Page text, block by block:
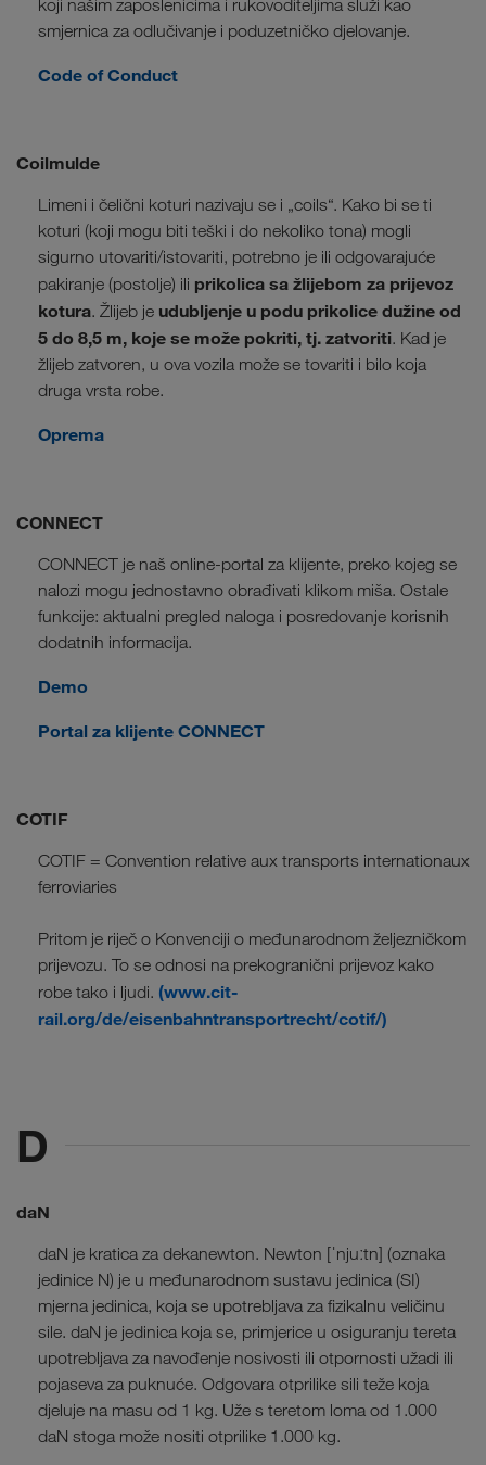
koji našim zaposlenicima i rukovoditeljima služi kao
smjernica za odlučivanje i poduzetničko djelovanje.
Code of Conduct
Coilmulde
Limeni i čelični koturi nazivaju se i „coils“. Kako bi se ti
koturi (koji mogu biti teški i do nekoliko tona) mogli
sigurno utovariti/istovariti, potrebno je ili odgovarajuće
pakiranje (postolje) ili prikolica sa žlijebom za prijevoz
kotura. Žlijeb je udubljenje u podu prikolice dužine od
5 do 8,5 m, koje se može pokriti, tj. zatvoriti. Kad je
žlijeb zatvoren, u ova vozila može se tovariti i bilo koja
druga vrsta robe.
Oprema
CONNECT
CONNECT je naš online-portal za klijente, preko kojeg se
nalozi mogu jednostavno obrađivati klikom miša. Ostale
funkcije: aktualni pregled naloga i posredovanje korisnih
dodatnih informacija.
Demo
Portal za klijente CONNECT
COTIF
COTIF = Convention relative aux transports internationaux
ferroviaries
Pritom je riječ o Konvenciji o međunarodnom željezničkom
prijevozu. To se odnosi na prekogranični prijevoz kako
robe tako i ljudi. (www.cit-
rail.org/de/eisenbahntransportrecht/cotif/)
D
daN
daN je kratica za dekanewton. Newton [ˈnjuːtn] (oznaka
jedinice N) je u međunarodnom sustavu jedinica (SI)
mjerna jedinica, koja se upotrebljava za fizikalnu veličinu
sile. daN je jedinica koja se, primjerice u osiguranju tereta
upotrebljava za navođenje nosivosti ili otpornosti užadi ili
pojaseva za puknuće. Odgovara otprilike sili teže koja
djeluje na masu od 1 kg. Uže s teretom loma od 1.000
daN stoga može nositi otprilike 1.000 kg.